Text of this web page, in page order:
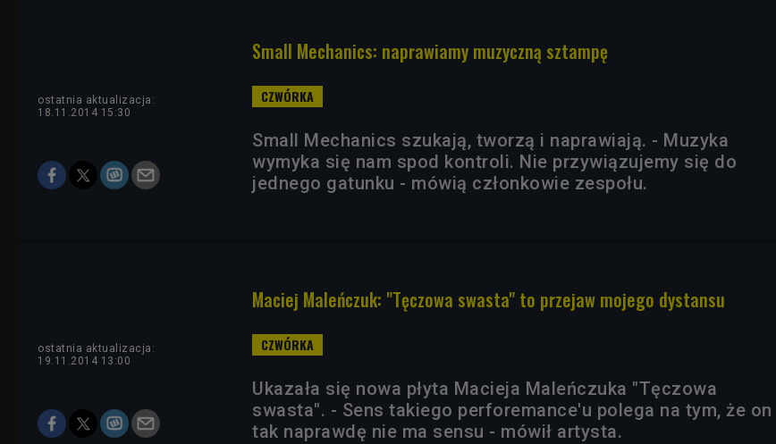
Small Mechanics: naprawiamy muzyczną sztampę
ostatnia aktualizacja:
18.11.2014 15:30
Small Mechanics szukają, tworzą i naprawiają. - Muzyka
wymyka się nam spod kontroli. Nie przywiązujemy się do
jednego gatunku - mówią członkowie zespołu.
Maciej Maleńczuk: "Tęczowa swasta" to przejaw mojego dystansu
ostatnia aktualizacja:
19.11.2014 13:00
Ukazała się nowa płyta Macieja Maleńczuka "Tęczowa
swasta". - Sens takiego perforemance'u polega na tym, że on
tak naprawdę nie ma sensu - mówił artysta.